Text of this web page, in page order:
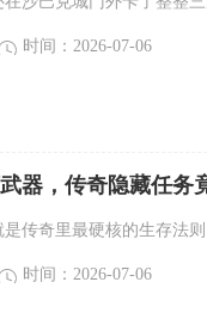
时间：2026-07-06
器，传奇隐藏任务
传奇里最硬核的生存法
时间：2026-07-06